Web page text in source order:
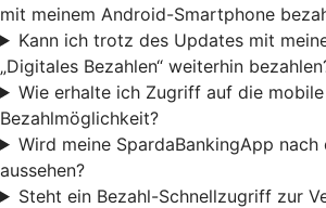
mit meinem Android-Smartphone
Kann ich trotz des Updates mit
„Digitales Bezahlen“ weiterhin
Wie erhalte ich Zugriff auf die
Bezahlmöglichkeit?
Wird meine SpardaBankingApp
aussehen?
Steht ein Bezahl-Schnellzugriff zur